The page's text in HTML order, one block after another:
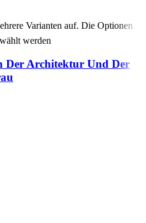
Varianten auf. Die Optionen
werden
Der Architektur Und Der